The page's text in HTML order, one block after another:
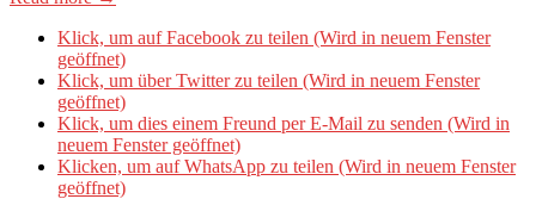
Klick, um auf Facebook zu teilen (Wird in neuem Fenster
geöffnet)
Klick, um über Twitter zu teilen (Wird in neuem Fenster
geöffnet)
Klick, um dies einem Freund per E-Mail zu senden (Wird in
neuem Fenster geöffnet)
Klicken, um auf WhatsApp zu teilen (Wird in neuem Fenster
geöffnet)